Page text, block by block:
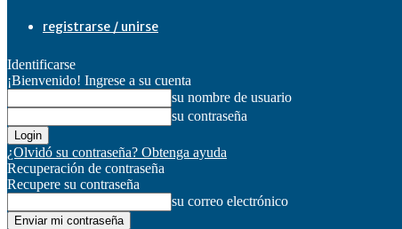
registrarse / unirse
Identificarse
¡Bienvenido! Ingrese a su cuenta
su nombre de usuario
su contraseña
¿Olvidó su contraseña? Obtenga ayuda
Recuperación de contraseña
Recupere su contraseña
su correo electrónico